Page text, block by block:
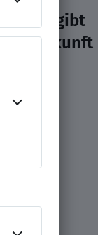
(NWX) gibt
Zukunft